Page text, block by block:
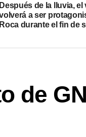
Después de la lluvia, el
a ser
Roca durante el fin de
de